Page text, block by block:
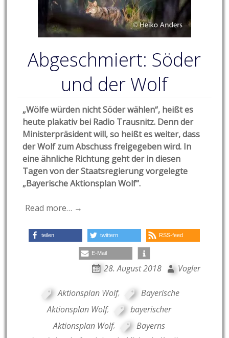
Abgeschmiert: Söder
und der Wolf
„Wölfe würden nicht Söder wählen“, heißt es
heute plakativ bei Radio Trausnitz. Denn der
Ministerpräsident will, so heißt es weiter, dass
der Wolf zum Abschuss freigegeben wird. In
eine ähnliche Richtung geht der in diesen
Tagen von der Staatsregierung vorgelegte
„Bayerische Aktionsplan Wolf“.
Read more… →
teilen twittern RSS-feed
E-Mail
28. August 2018 Vogler
Aktionsplan Wolf,
Bayerische
Aktionsplan Wolf,
bayerischer
Aktionsplan Wolf,
Bayerns